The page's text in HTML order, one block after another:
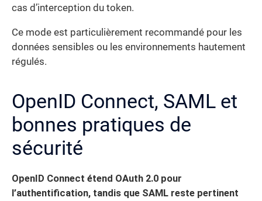
cas d’interception du token.
Ce mode est particulièrement recommandé pour les
données sensibles ou les environnements hautement
régulés.
OpenID Connect, SAML et
bonnes pratiques de
sécurité
OpenID Connect étend OAuth 2.0 pour
l’authentification, tandis que SAML reste pertinent